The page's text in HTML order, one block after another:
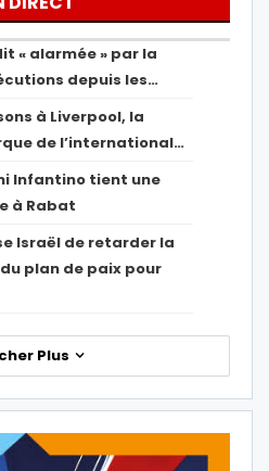
« alarmée » par la
depuis les…
à Liverpool, la
de l’international…
Infantino tient une
à Rabat
Israël de retarder la
plan de paix pour
Plus